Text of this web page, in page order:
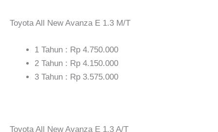
Toyota All New Avanza E 1.3 M/T
1 Tahun : Rp 4.750.000
2 Tahun : Rp 4.150.000
3 Tahun : Rp 3.575.000
Toyota All New Avanza E 1.3 A/T